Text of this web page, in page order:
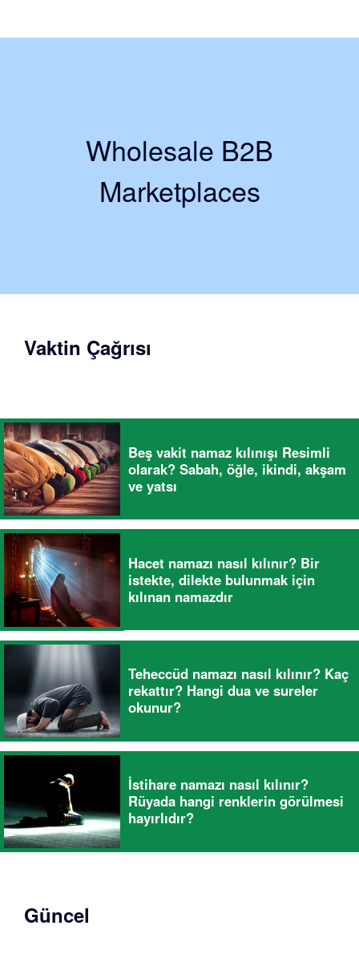
Wholesale B2B
Marketplaces
Vaktin Çağrısı
Beş vakit namaz kılınışı Resimli
olarak? Sabah, öğle, ikindi, akşam
ve yatsı
Hacet namazı nasıl kılınır? Bir
istekte, dilekte bulunmak için
kılınan namazdır
Teheccüd namazı nasıl kılınır? Kaç
rekattır? Hangi dua ve sureler
okunur?
İstihare namazı nasıl kılınır?
Rüyada hangi renklerin görülmesi
hayırlıdır?
Güncel